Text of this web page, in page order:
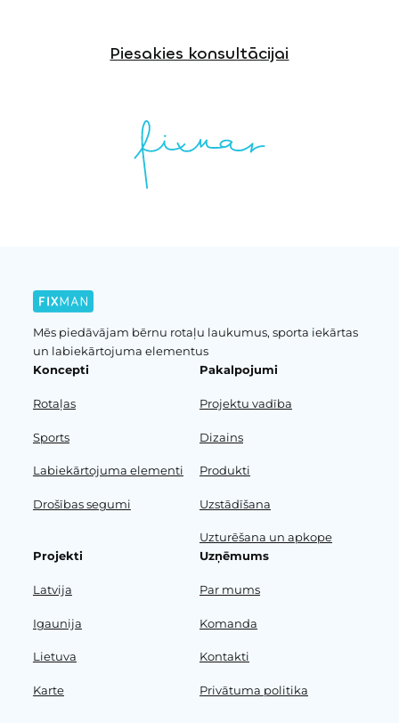
Piesakies konsultācijai
Mēs piedāvājam bērnu rotaļu laukumus, sporta iekārtas
un labiekārtojuma elementus
Koncepti
Rotaļas
Sports
Labiekārtojuma elementi
Drošības segumi
Pakalpojumi
Projektu vadība
Dizains
Produkti
Uzstādīšana
Uzturēšana un apkope
Projekti
Latvija
Igaunija
Lietuva
Karte
Uzņēmums
Par mums
Komanda
Kontakti
Privātuma politika